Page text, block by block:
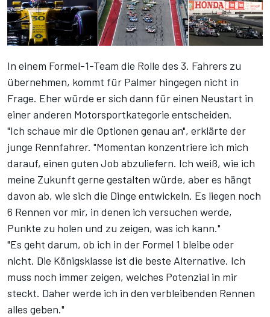
In einem Formel-1-Team die Rolle des 3. Fahrers zu
übernehmen, kommt für Palmer hingegen nicht in
Frage. Eher würde er sich dann für einen Neustart in
einer anderen Motorsportkategorie entscheiden.
"Ich schaue mir die Optionen genau an", erklärte der
junge Rennfahrer. "Momentan konzentriere ich mich
darauf, einen guten Job abzuliefern. Ich weiß, wie ich
meine Zukunft gerne gestalten würde, aber es hängt
davon ab, wie sich die Dinge entwickeln. Es liegen noch
6 Rennen vor mir, in denen ich versuchen werde,
Punkte zu holen und zu zeigen, was ich kann."
"Es geht darum, ob ich in der Formel 1 bleibe oder
nicht. Die Königsklasse ist die beste Alternative. Ich
muss noch immer zeigen, welches Potenzial in mir
steckt. Daher werde ich in den verbleibenden Rennen
alles geben."